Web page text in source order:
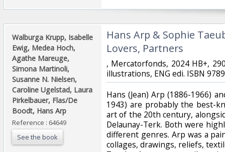
‎Walburga Krupp, Isabelle
Ewig, Medea Hoch,
Agathe Mareuge,
Simona Martinoli,
Susanne N. Nielsen,
Caroline Ugelstad, Laura
Pirkelbauer, Flas/De
Boodt, Hans Arp‎
Reference : 64649
See the book
‎Hans Arp & Sophie
Lovers, Partners‎
‎, Mercatorfonds, 2024 HB+,
illustrations, ENG edi. ISBN
‎Hans (Jean) Arp (1886-1966)
1943) are probably the best-
art of the 20th century,
Delaunay-Terk. Both were
different genres. Arp was a
collages, drawings, reliefs,